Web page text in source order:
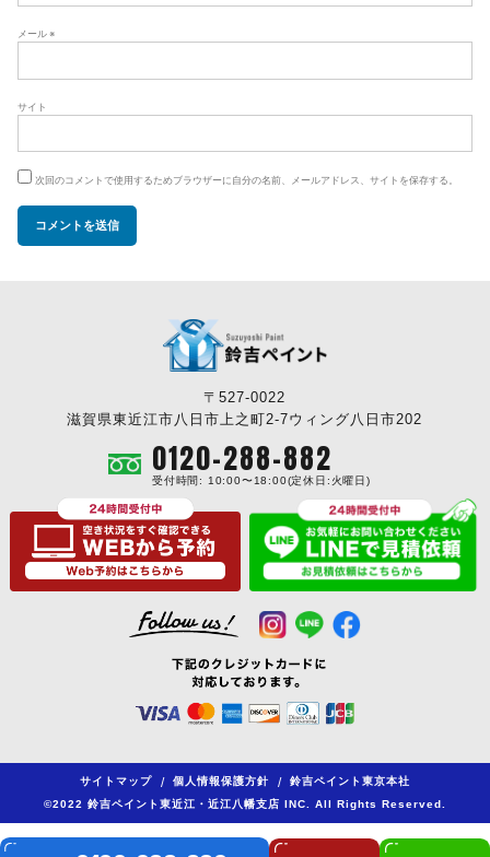
メール ※
サイト
次回のコメントで使用するためブラウザーに自分の名前、メールアドレス、サイトを保存する。
〒527-0022
滋賀県東近江市八日市上之町2-7ウィング八日市202
0120-288-882
受付時間: 10:00〜18:00(定休日:火曜日)
サイトマップ / 個人情報保護方針 /
鈴吉ペイント東京本社
©2022 鈴吉ペイント東近江・近江八幡支店 INC. All Rights Reserved.